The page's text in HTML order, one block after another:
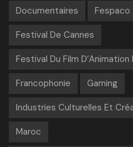
Documentaires Fespaco
Festival De Cannes
Festival Du Film D’Animation
Francophonie Gaming
Industries Culturelles Et
Maroc